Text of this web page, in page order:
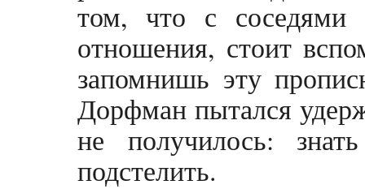
том, что с
отношения, стоит
запомнишь эту
Дорфман пытался
не получилось:
подстелить.